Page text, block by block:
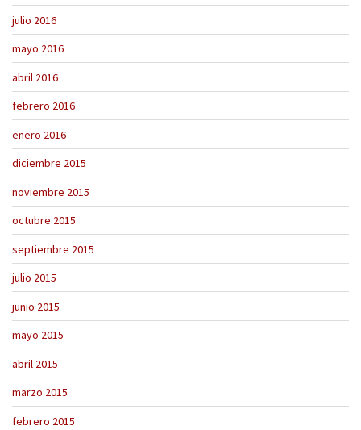
julio 2016
mayo 2016
abril 2016
febrero 2016
enero 2016
diciembre 2015
noviembre 2015
octubre 2015
septiembre 2015
julio 2015
junio 2015
mayo 2015
abril 2015
marzo 2015
febrero 2015